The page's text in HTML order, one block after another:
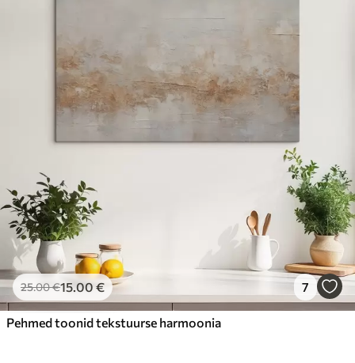
25.00€15.00 € 7
Pehmed toonid tekstuurse harmoonia